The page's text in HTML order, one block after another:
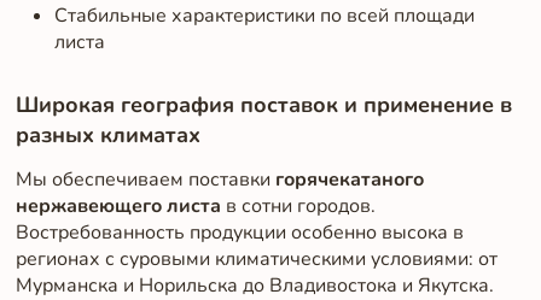
Стабильные характеристики по всей площади
листа
Широкая география поставок и применение в
разных климатах
Мы обеспечиваем поставки горячекатаного
нержавеющего листа в сотни городов.
Востребованность продукции особенно высока в
регионах с суровыми климатическими условиями: от
Мурманска и Норильска до Владивостока и Якутска.